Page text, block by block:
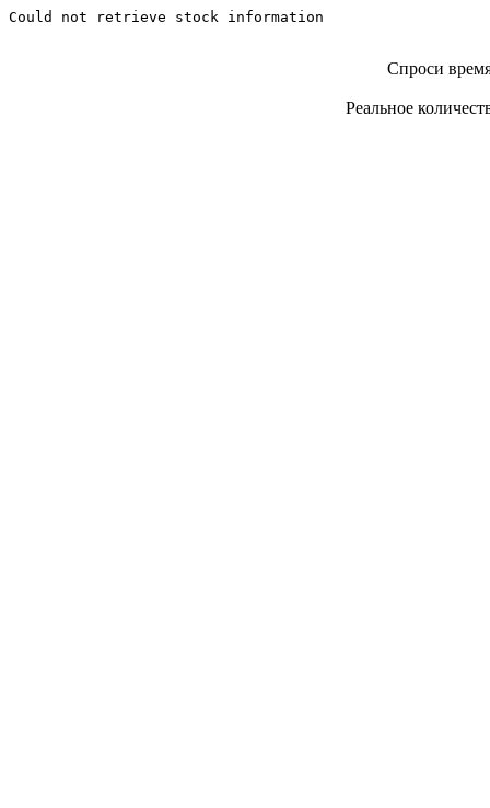
Could not retrieve stock information
Спроси
Реальное